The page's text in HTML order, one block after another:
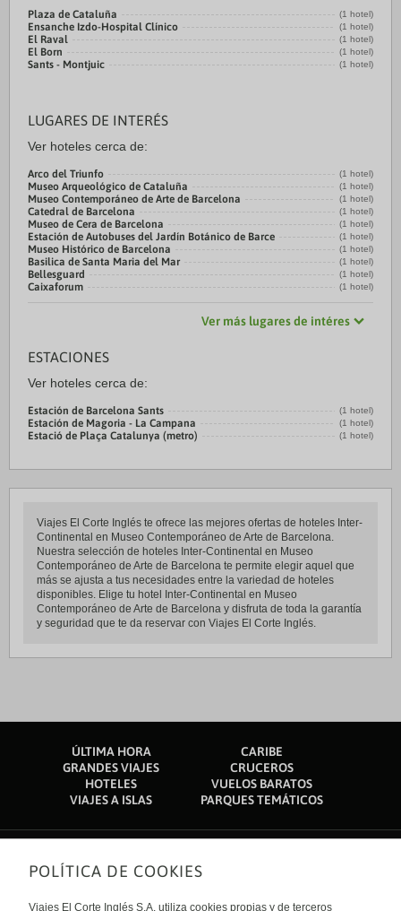
Plaza de Cataluña (1 hotel)
Ensanche Izdo-Hospital Clínico (1 hotel)
El Raval (1 hotel)
El Born (1 hotel)
Sants - Montjuic (1 hotel)
LUGARES DE INTERÉS
Ver hoteles cerca de:
Arco del Triunfo (1 hotel)
Museo Arqueológico de Cataluña (1 hotel)
Museo Contemporáneo de Arte de Barcelona (1 hotel)
Catedral de Barcelona (1 hotel)
Museo de Cera de Barcelona (1 hotel)
Estación de Autobuses del Jardín Botánico de Barce (1 hotel)
Museo Histórico de Barcelona (1 hotel)
Basilica de Santa Maria del Mar (1 hotel)
Bellesguard (1 hotel)
Caixaforum (1 hotel)
Ver más lugares de intéres
ESTACIONES
Ver hoteles cerca de:
Estación de Barcelona Sants (1 hotel)
Estación de Magoria - La Campana (1 hotel)
Estació de Plaça Catalunya (metro) (1 hotel)
Viajes El Corte Inglés te ofrece las mejores ofertas de hoteles Inter-
Continental en Museo Contemporáneo de Arte de Barcelona.
Nuestra selección de hoteles Inter-Continental en Museo
Contemporáneo de Arte de Barcelona te permite elegir aquel que
más se ajusta a tus necesidades entre la variedad de hoteles
disponibles. Elige tu hotel Inter-Continental en Museo
Contemporáneo de Arte de Barcelona y disfruta de toda la garantía
y seguridad que te da reservar con Viajes El Corte Inglés.
ÚLTIMA HORA
CARIBE
GRANDES VIAJES
CRUCEROS
HOTELES
VUELOS BARATOS
VIAJES A ISLAS
PARQUES TEMÁTICOS
Sobre nosotros
Quiénes somos
POLÍTICA DE COOKIES
Viajes El Corte Inglés S.A. utiliza cookies propias y de terceros